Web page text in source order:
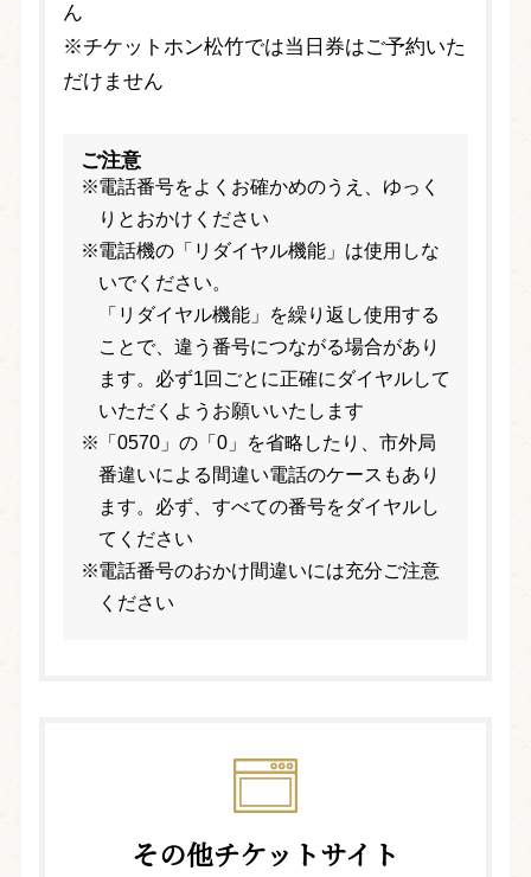
ん
※チケットホン松竹では当日券はご予約いた
だけません
ご注意
電話番号をよくお確かめのうえ、ゆっく
りとおかけください
電話機の「リダイヤル機能」は使用しな
いでください。
「リダイヤル機能」を繰り返し使用する
ことで、違う番号につながる場合があり
ます。必ず1回ごとに正確にダイヤルして
いただくようお願いいたします
「0570」の「0」を省略したり、市外局
番違いによる間違い電話のケースもあり
ます。必ず、すべての番号をダイヤルし
てください
電話番号のおかけ間違いには充分ご注意
ください
その他チケットサイト